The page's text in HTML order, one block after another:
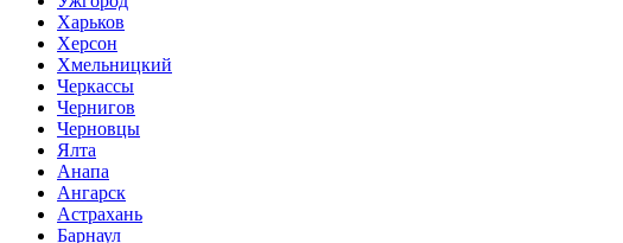
Харьков
Херсон
Хмельницкий
Черкассы
Чернигов
Черновцы
Ялта
Анапа
Ангарск
Астрахань
Барнаул